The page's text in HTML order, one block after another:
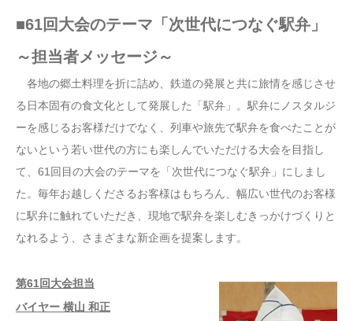
■61回大会のテーマ「次世代につなぐ駅弁」
～担当者メッセージ～
各地の郷土料理を折に詰め、鉄道の発展と共に旅情を感じさせ
る日本固有の食文化として発展した「駅弁」。駅弁にノスタルジ
ーを感じるお客様だけでなく、列車や旅先で駅弁を食べたことが
ないという若い世代の方にも楽しんでいただける大会を目指し
て、61回目の大会のテーマを「次世代につなぐ駅弁」にしまし
た。毎年お越しくださるお客様はもちろん、幅広い世代のお客様
に駅弁に触れていただき、現地で駅弁を楽しむきっかけづくりと
なれるよう、さまざまな新企画を提案します。
第61回大会担当
バイヤー 横山 和正